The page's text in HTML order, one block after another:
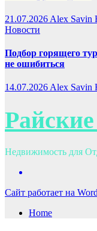
21.07.2026 Alex Savin
Новости
Подбор горящего
не ошибиться
14.07.2026 Alex Savin
Недвижимость для
Сайт работает на
Home